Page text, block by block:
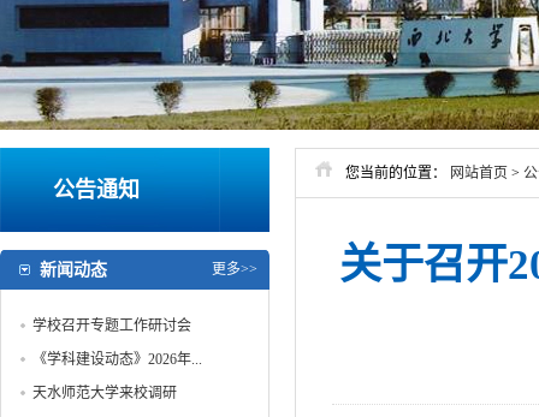
公告通知
更多>>
新闻动态
学校召开专题工作研讨会
《学科建设动态》2026年...
天水师范大学来校调研
您当前的位置： 网站首页 >
关于召开